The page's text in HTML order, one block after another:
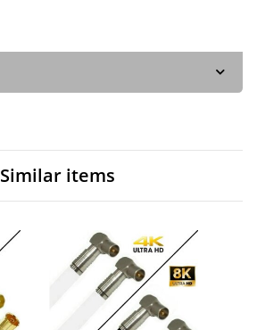
Similar items